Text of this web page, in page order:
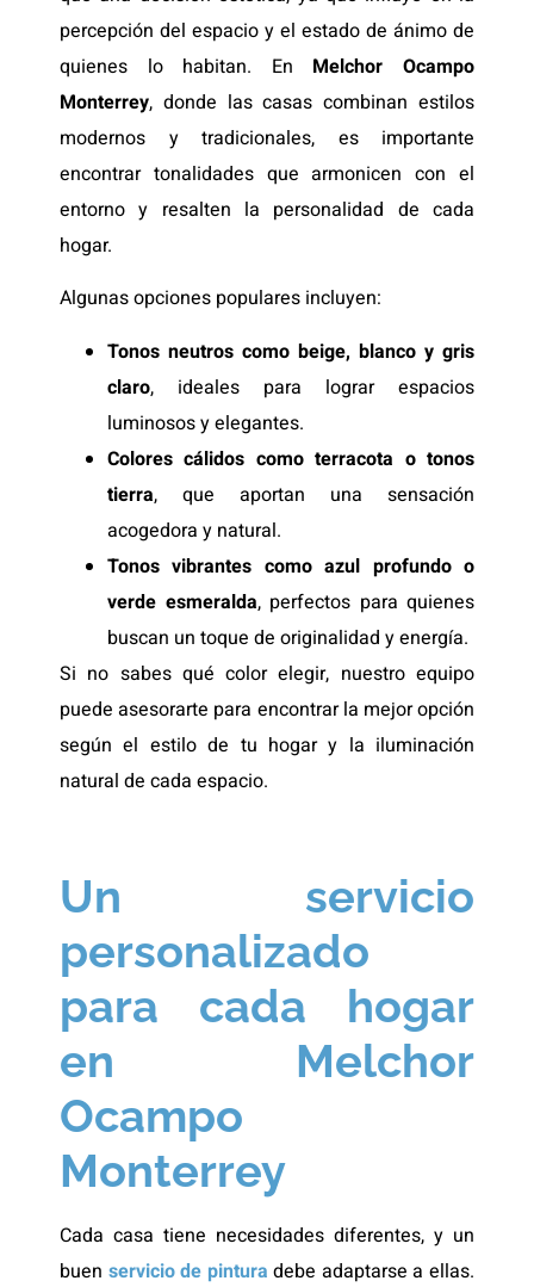
percepción del espacio y el estado de ánimo de
quienes lo habitan. En Melchor Ocampo
Monterrey, donde las casas combinan estilos
modernos y tradicionales, es importante
encontrar tonalidades que armonicen con el
entorno y resalten la personalidad de cada
hogar.
Algunas opciones populares incluyen:
Tonos neutros como beige, blanco y gris
claro, ideales para lograr espacios
luminosos y elegantes.
Colores cálidos como terracota o tonos
tierra, que aportan una sensación
acogedora y natural.
Tonos vibrantes como azul profundo o
verde esmeralda, perfectos para quienes
buscan un toque de originalidad y energía.
Si no sabes qué color elegir, nuestro equipo
puede asesorarte para encontrar la mejor opción
según el estilo de tu hogar y la iluminación
natural de cada espacio.
Un servicio
personalizado
para cada hogar
en Melchor
Ocampo
Monterrey
Cada casa tiene necesidades diferentes, y un
buen servicio de pintura debe adaptarse a ellas.